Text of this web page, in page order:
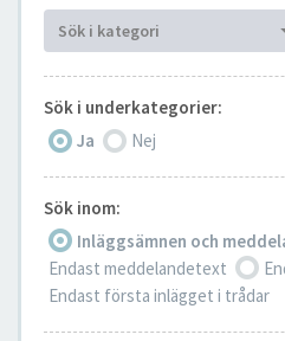
Sök i kategori
Sök i underkategorier:
Ja
Nej
Sök inom:
Inläggsämnen och
Endast meddelandetext
Endast första inlägget i trådar